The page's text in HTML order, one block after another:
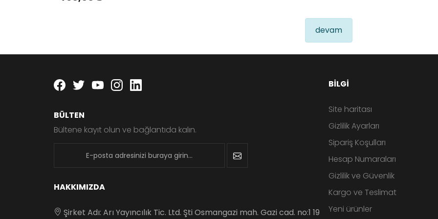
devam
Facebook
twitteryoutubeinstagram
BÜLTEN
Bültene kayıt olun ve bağlantıda kalın.
HAKKIMIZDA
Şirket Adı: Arı Yayıncılık Tic. Ltd. Şti Osmangazi mah. Gazi cad. no:1 19
BILGI
Site haritası
Gizlilik Ayarları
Sipariş Koşulları
Hesap Numaraları
Gizlilik ve Güvenlik
Kargo ve Teslimat
Yeni ürünler